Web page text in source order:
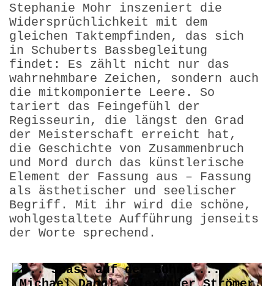
Stephanie Mohr inszeniert die
Widersprüchlichkeit mit dem
gleichen Taktempfinden, das sich
in Schuberts Bassbegleitung
findet: Es zählt nicht nur das
wahrnehmbare Zeichen, sondern auch
die mitkomponierte Leere. So
tariert das Feingefühl der
Regisseurin, die längst den Grad
der Meisterschaft erreicht hat,
die Geschichte von Zusammenbruch
und Mord durch das künstlerische
Element der Fassung aus – Fassung
als ästhetischer und seelischer
Begriff. Mit ihr wird die schöne,
wohlgestaltete Aufführung jenseits
der Worte sprechend.